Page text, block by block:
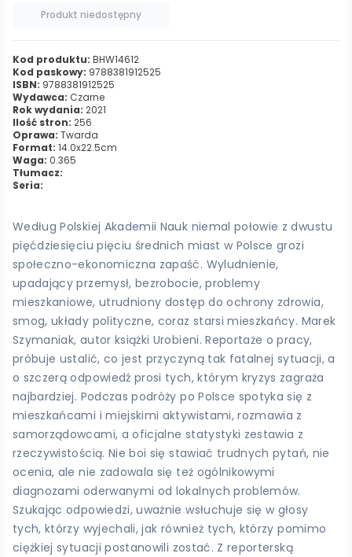
Produkt niedostępny
Kod produktu: BHW14612
Kod paskowy: 9788381912525
ISBN: 9788381912525
Wydawca: Czarne
Rok wydania: 2021
Ilość stron: 256
Oprawa: Twarda
Format: 14.0x22.5cm
Waga: 0.365
Tłumacz:
Seria:
Według Polskiej Akademii Nauk niemal połowie z dwustu
pięćdziesięciu pięciu średnich miast w Polsce grozi
społeczno-ekonomiczna zapaść. Wyludnienie,
upadający przemysł, bezrobocie, problemy
mieszkaniowe, utrudniony dostęp do ochrony zdrowia,
smog, układy polityczne, coraz starsi mieszkańcy. Marek
Szymaniak, autor książki Urobieni. Reportaże o pracy,
próbuje ustalić, co jest przyczyną tak fatalnej sytuacji, a
o szczerą odpowiedź prosi tych, którym kryzys zagraża
najbardziej. Podczas podróży po Polsce spotyka się z
mieszkańcami i miejskimi aktywistami, rozmawia z
samorządowcami, a oficjalne statystyki zestawia z
rzeczywistością. Nie boi się stawiać trudnych pytań, nie
ocenia, ale nie zadowala się też ogólnikowymi
diagnozami oderwanymi od lokalnych problemów.
Szukając odpowiedzi, uważnie wsłuchuje się w głosy
tych, którzy wyjechali, jak również tych, którzy pomimo
ciężkiej sytuacji postanowili zostać. Z reporterską